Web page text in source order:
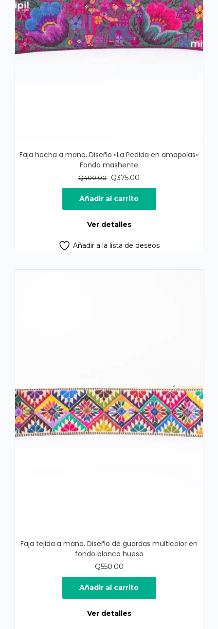
Faja hecha a mano, Diseño «La Pedida en amapolas»
Fondo mashente
Q400.00
El
precio
original
era:
Q375.00
precio
es:
Añadir al carrito
Ver detalles
Añadir a la lista de deseos
Faja tejida a mano, Diseño de guardas multicolor en
fondo blanco hueso
Q550.00
Añadir al carrito
Ver detalles